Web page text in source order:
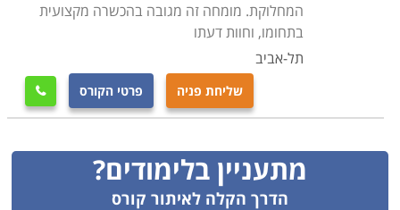
המחלוקת. מומחה זה מגובה בהכשרה מקצועית
בתחומו, וחוות דעתו
תל-אביב
שליחת פניה פרטי הקורס 
מתעניין בלימודים?
הדרך הקלה לאיתור קורס